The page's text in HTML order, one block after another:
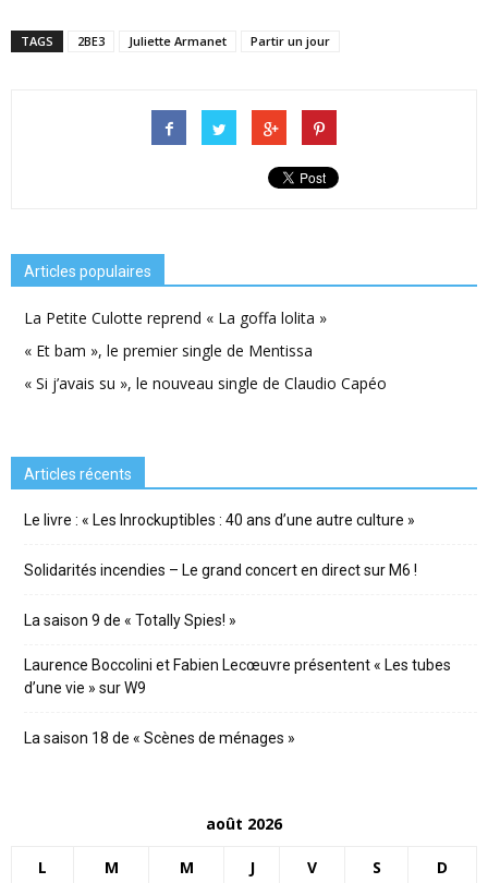
TAGS 2BE3 Juliette Armanet Partir un jour
Articles populaires
La Petite Culotte reprend « La goffa lolita »
« Et bam », le premier single de Mentissa
« Si j’avais su », le nouveau single de Claudio Capéo
Articles récents
Le livre : « Les Inrockuptibles : 40 ans d’une autre culture »
Solidarités incendies – Le grand concert en direct sur M6 !
La saison 9 de « Totally Spies! »
Laurence Boccolini et Fabien Lecœuvre présentent « Les tubes
d’une vie » sur W9
La saison 18 de « Scènes de ménages »
août 2026
L M M J V S D